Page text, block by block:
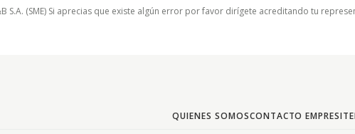
(SME) Si aprecias que existe algún error por favor dirígete acreditando tu
QUIENES SOMOSCONTACTO EMPRESITE